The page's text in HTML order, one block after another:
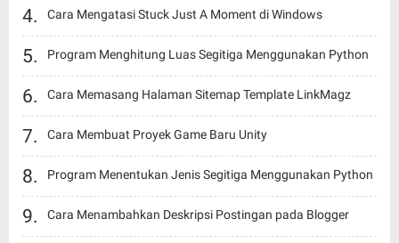
Cara Mengatasi Stuck Just A Moment di Windows
Program Menghitung Luas Segitiga Menggunakan Python
Cara Memasang Halaman Sitemap Template LinkMagz
Cara Membuat Proyek Game Baru Unity
Program Menentukan Jenis Segitiga Menggunakan Python
Cara Menambahkan Deskripsi Postingan pada Blogger